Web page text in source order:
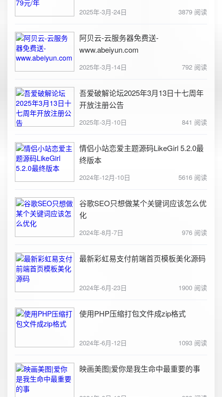
2025年-3月-24日 3879 阅读
阿贝云-云服务器免费送-
www.abeiyun.com
2025年-3月-14日 792 阅读
吾爱破解论坛2025年3月13日十七周年
开放注册公告
2025年-3月-10日 841 阅读
情侣小站恋爱主题源码LikeGirl 5.2.0最
终版本
2024年-12月-10日 5616 阅读
谷歌SEO只想做某个关键词应该怎么优
化
2024年-8月-7日 976 阅读
最新彩虹易支付前端首页模板美化源码
2024年-6月-23日 1900 阅读
使用PHP压缩打包文件成zip格式
2024年-6月-12日 1093 阅读
映画美图|爱你是我生命中最重要的事